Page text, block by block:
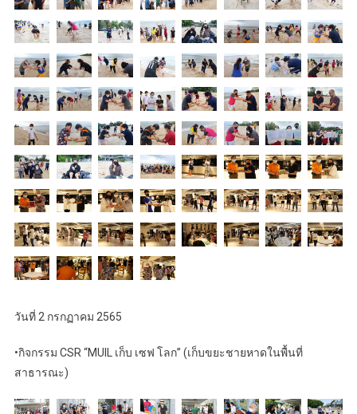
วันที่ 2 กรกฏาคม 2565
•กิจกรรม CSR “MUIL เก็บ เซฟ โลก” (เก็บขยะชายหาดในพื้นที่
สาธารณะ)